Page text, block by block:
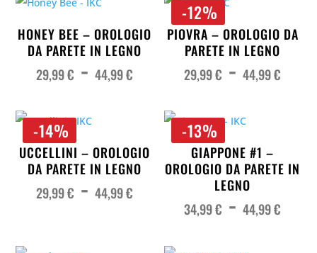
HONEY BEE – OROLOGIO
DA PARETE IN LEGNO
29,99€ - 44,99€Fascia
diprezzo:
da
44,99 €
-12%
PIOVRA – OROLOGIO DA
PARETE IN LEGNO
29,99€ - 44,99€
-14%
UCCELLINI – OROLOGIO
DA PARETE IN LEGNO
29,99€ - 44,99€Fascia
diprezzo:
da 29,99 €
44,99 €
-13%
GIAPPONE #1 –
OROLOGIO DA PARETE IN
LEGNO
34,99€ - 44,99€